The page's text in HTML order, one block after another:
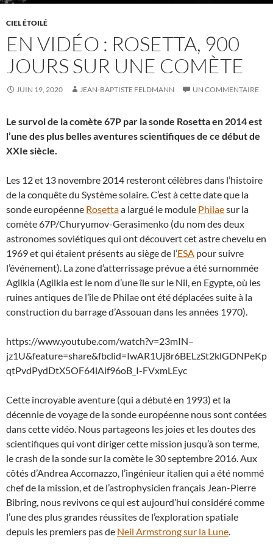
CIEL ÉTOILÉ
EN VIDÉO : ROSETTA, 900
JOURS SUR UNE COMÈTE
JUIN 19, 2020 JEAN-BAPTISTE FELDMANN UN COMMENTAIRE
Le survol de la comète 67P par la sonde Rosetta en 2014 est
l’une des plus belles aventures scientifiques de ce début de
XXIe siècle.
Les 12 et 13 novembre 2014 resteront célèbres dans l’histoire
de la conquête du Système solaire. C’est à cette date que la
sonde européenne Rosettaa largué le module Philaesur la
comète 67P/Churyumov-Gerasimenko (du nom des deux
astronomes soviétiques qui ont découvert cet astre chevelu en
1969 et qui étaient présents au siège de l’ESA pour suivre
l’événement). La zone d’atterrissage prévue a été surnommée
Agilkia (Agilkia est le nom d’une île sur le Nil, en Egypte, où les
ruines antiques de l’île de Philae ont été déplacées suite à la
construction du barrage d’Assouan dans les années 1970).
https://www.youtube.com/watch?v=23mIN–
jz1U&feature=share&fbclid=IwAR1Uj8r6BELzSt2klGDNPeKp
qtPvdPydDtX5OF64lAif96oB_I-FVxmLEyc
Cette incroyable aventure (qui a débuté en 1993) et la
décennie de voyage de la sonde européenne nous sont contées
dans cette vidéo. Nous partageons les joies et les doutes des
scientifiques qui vont diriger cette mission jusqu’à son terme,
le crash de la sonde sur la comète le 30 septembre 2016. Aux
côtés d’Andrea Accomazzo, l’ingénieur italien qui a été nommé
chef de la mission, et de l’astrophysicien français Jean-Pierre
Bibring, nous revivons ce qui est aujourd’hui considéré comme
l’une des plus grandes réussites de l’exploration spatiale
depuis les premiers pas de Neil Armstrong sur la Lune.